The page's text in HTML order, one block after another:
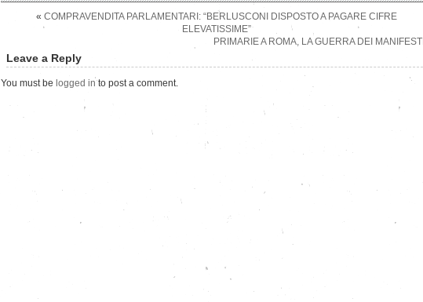
« COMPRAVENDITA PARLAMENTARI: “BERLUSCONI DISPOSTO A PAGARE CIFRE
ELEVATISSIME”
PRIMARIE A ROMA, LA GUERRA DEI MANIFESTI
Leave a Reply
You must be logged into post a comment.